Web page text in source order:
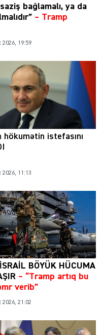
bağlamalı, ya da
– Tramp
2026, 19:59
hökumətin istefasını
2026, 11:13
BÖYÜK HÜCUMA
– “Tramp artıq bu
verib”
2026, 21:02